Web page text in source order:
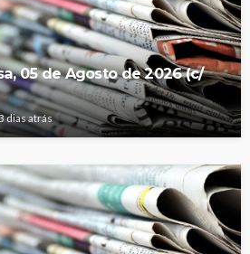
05 de Agosto de 2026 (c/
dias atrás